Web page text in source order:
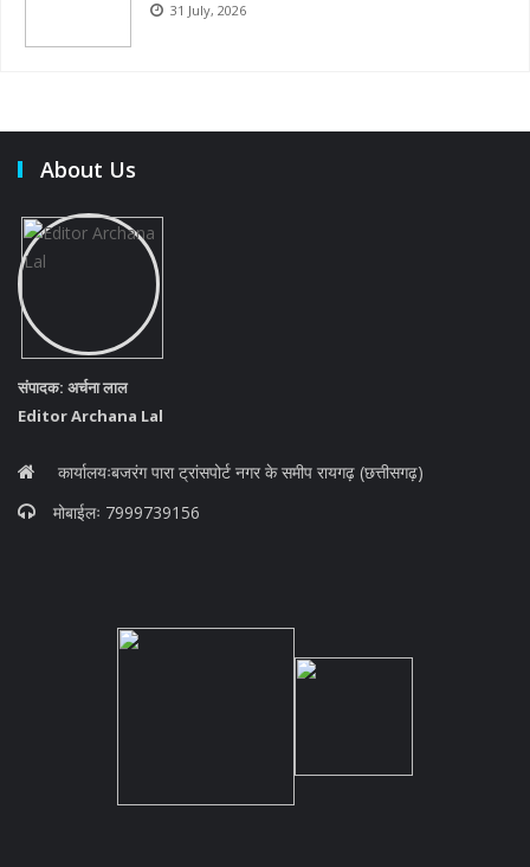
31 July, 2026
About Us
संपादक: अर्चना लाल
Editor Archana Lal
कार्यालयःबजरंग पारा ट्रांसपोर्ट नगर के समीप रायगढ़ (छत्तीसगढ़)
मोबाईलः 7999739156